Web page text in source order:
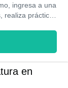
ingresa a una
prácticas
en